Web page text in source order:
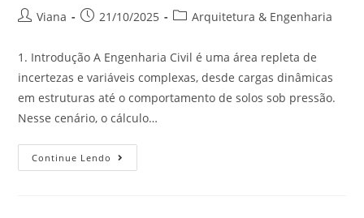
Viana 21/10/2025 Arquitetura & Engenharia
1. Introdução A Engenharia Civil é uma área repleta de
incertezas e variáveis complexas, desde cargas dinâmicas
em estruturas até o comportamento de solos sob pressão.
Nesse cenário, o cálculo…
Continue Lendo